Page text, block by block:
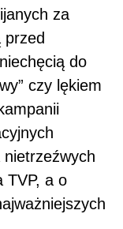
za
przed
do
czy lękiem
TVP, a o